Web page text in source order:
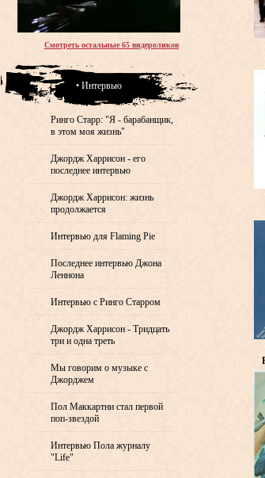
Смотреть остальные 65 видероликов
• Интервью
Ринго Старр: "Я - барабанщик,
в этом моя жизнь"
Джордж Харрисон - его
последнее интервью
Джордж Харрисон: жизнь
продолжается
Интервью для Flaming Pie
Последнее интервью Джона
Леннона
Интервью с Ринго Старром
Джордж Харрисон - Тридцать
три и одна треть
Мы говорим о музыке с
Джорджем
Пол Маккартни стал первой
поп-звездой
Интервью Пола журналу
"Life"